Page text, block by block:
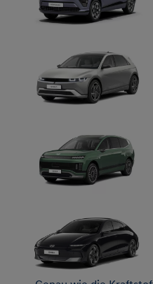
Genau wie die
Verbrennungsmotors
elektrische Reichweite